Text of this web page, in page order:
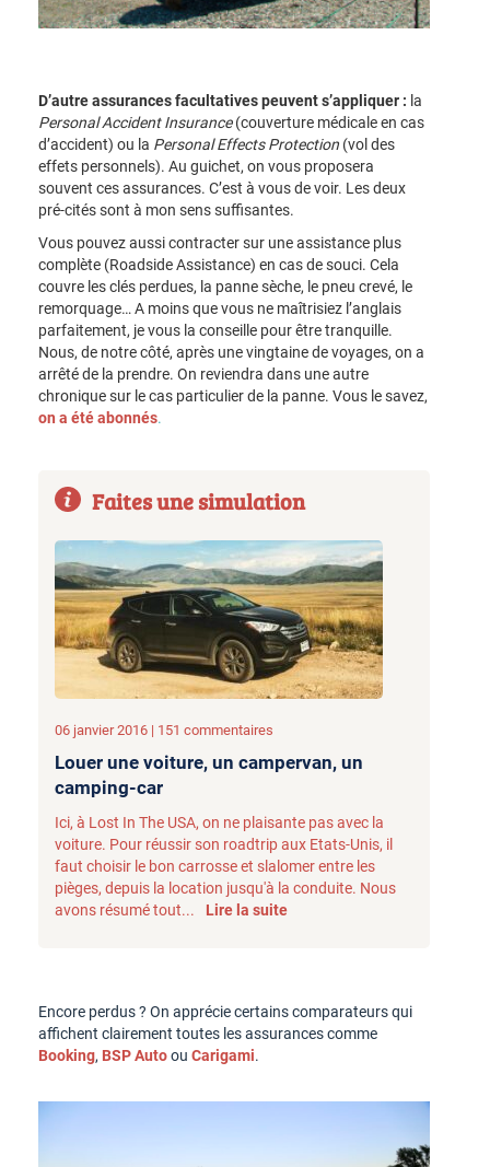
D’autre assurances facultatives peuvent s’appliquer : la
Personal Accident Insurance(couverture médicale en cas
d’accident) ou la Personal Effects Protection (vol des
effets personnels). Au guichet, on vous proposera
souvent ces assurances. C’est à vous de voir. Les deux
pré-cités sont à mon sens suffisantes.
Vous pouvez aussi contracter sur une assistance plus
complète (Roadside Assistance) en cas de souci. Cela
couvre les clés perdues, la panne sèche, le pneu crevé, le
remorquage… A moins que vous ne maîtrisiez l’anglais
parfaitement, je vous la conseille pour être tranquille.
Nous, de notre côté, après une vingtaine de voyages, on a
arrêté de la prendre. On reviendra dans une autre
chronique sur le cas particulier de la panne. Vous le savez,
on a été abonnés.
Faites une simulation
06 janvier 2016 | 151 commentaires
Louer une voiture, un campervan, un
camping-car
Ici, à Lost In The USA, on ne plaisante pas avec la
voiture. Pour réussir son roadtrip aux Etats-Unis, il
faut choisir le bon carrosse et slalomer entre les
pièges, depuis la location jusqu'à la conduite. Nous
avons résumé tout...
Lire la suite
Encore perdus ? On apprécie certains comparateurs qui
affichent clairement toutes les assurances comme
Booking, BSP Autoou Carigami.